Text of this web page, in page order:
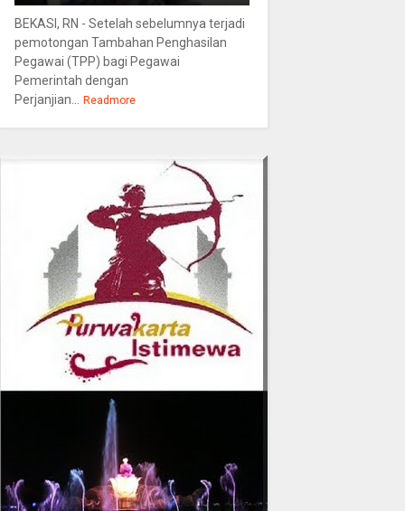
BEKASI, RN - Setelah sebelumnya terjadi
pemotongan Tambahan Penghasilan
Pegawai (TPP) bagi Pegawai
Pemerintah dengan
Perjanjian...
Readmore